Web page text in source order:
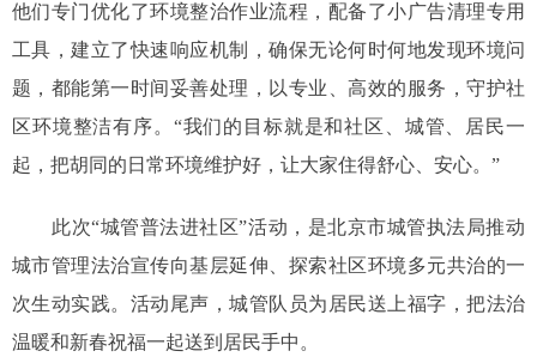
他们专门优化了环境整治作业流程，配备了小广告清理专用
工具，建立了快速响应机制，确保无论何时何地发现环境问
题，都能第一时间妥善处理，以专业、高效的服务，守护社
区环境整洁有序。“我们的目标就是和社区、城管、居民一
起，把胡同的日常环境维护好，让大家住得舒心、安心。”
此次“城管普法进社区”活动，是北京市城管执法局推动
城市管理法治宣传向基层延伸、探索社区环境多元共治的一
次生动实践。活动尾声，城管队员为居民送上福字，把法治
温暖和新春祝福一起送到居民手中。